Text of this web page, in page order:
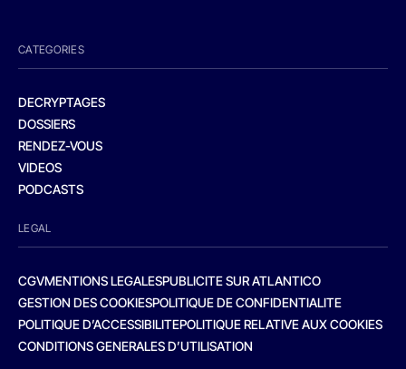
CATEGORIES
DECRYPTAGES
DOSSIERS
RENDEZ-VOUS
VIDEOS
PODCASTS
LEGAL
CGVMENTIONS LEGALESPUBLICITE SUR ATLANTICO
GESTION DES COOKIESPOLITIQUE DE CONFIDENTIALITE
POLITIQUE D’ACCESSIBILITEPOLITIQUE RELATIVE AUX COOKIES
CONDITIONS GENERALES D’UTILISATION